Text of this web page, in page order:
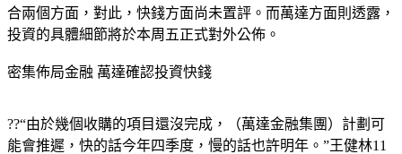
合兩個方面，對此，快錢方面尚未置評。而萬達方面則透露，
投資的具體細節將於本周五正式對外公佈。
密集佈局金融 萬達確認投資快錢
??“由於幾個收購的項目還沒完成，（萬達金融集團）計劃可
能會推遲，快的話今年四季度，慢的話也許明年。”王健林11